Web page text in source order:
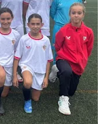
de Sow
se vio
delante y
Rodri agita el
Bournemouth